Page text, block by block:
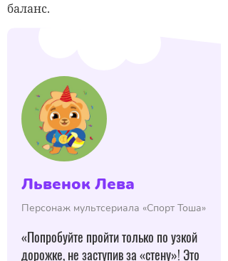
баланс.
Львенок Лева
Персонаж мультсериала «Спорт Тоша»
«Попробуйте пройти только по узкой
дорожке, не заступив за «стену»! Это